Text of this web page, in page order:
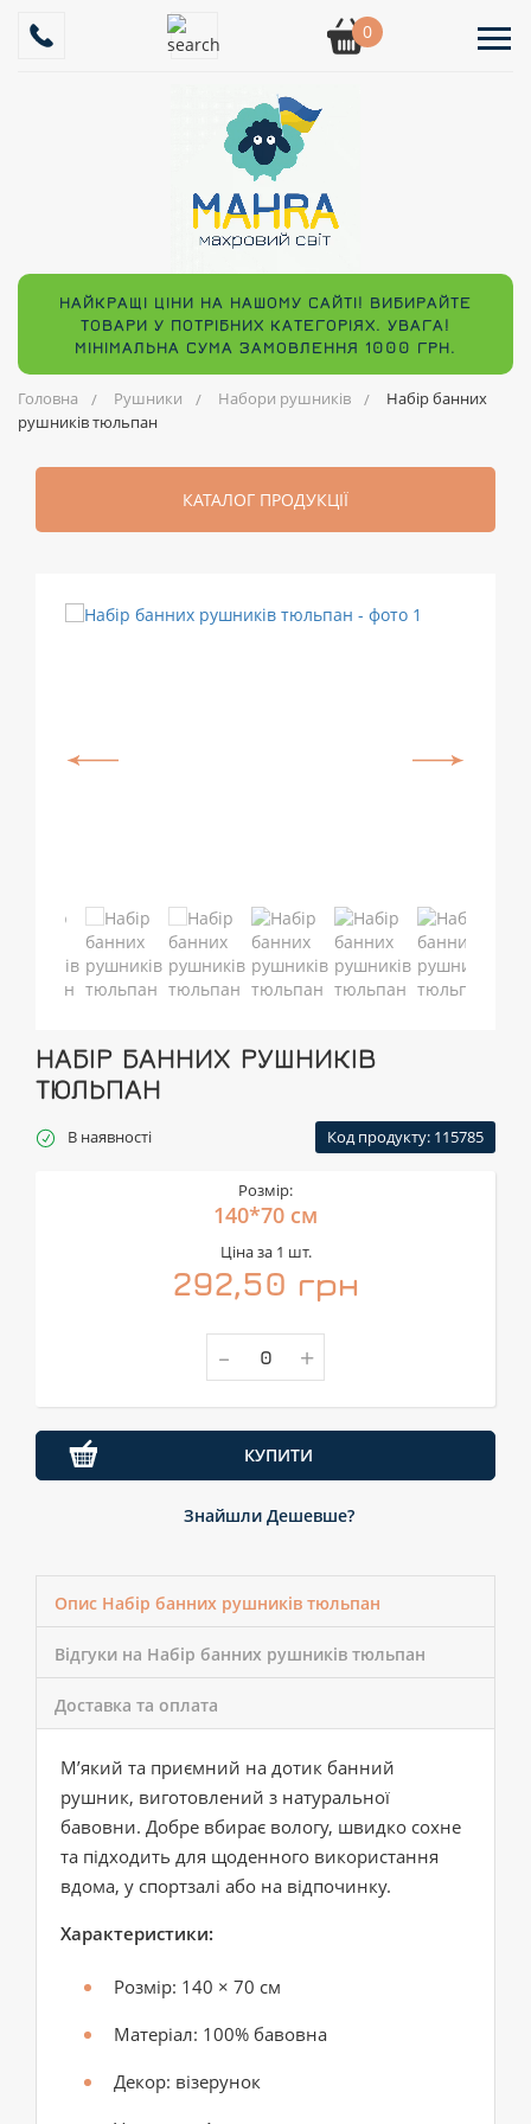
0
НАЙКРАЩІ ЦІНИ НА НАШОМУ САЙТІ! ВИБИРАЙТЕ
ТОВАРИ У ПОТРІБНИХ КАТЕГОРІЯХ. УВАГА!
МІНІМАЛЬНА СУМА ЗАМОВЛЕННЯ 1000 ГРН.
Головна Рушники Набори рушників
Набір банних
рушників тюльпан
КАТАЛОГ ПРОДУКЦІЇ
НАБІР БАННИХ РУШНИКІВ
ТЮЛЬПАН
В наявності Код продукту: 115785
Розмір:
140*70 см
Ціна за 1 шт.
292,50 грн
- +
КУПИТИ
Знайшли Дешевше?
Опис Набір банних рушників тюльпан
Відгуки на Набір банних рушників тюльпан
Доставка та оплата
М’який та приємний на дотик банний
рушник, виготовлений з натуральної
бавовни. Добре вбирає вологу, швидко сохне
та підходить для щоденного використання
вдома, у спортзалі або на відпочинку.
Характеристики:
Розмір: 140 × 70 см
Матеріал: 100% бавовна
Декор: візерунок